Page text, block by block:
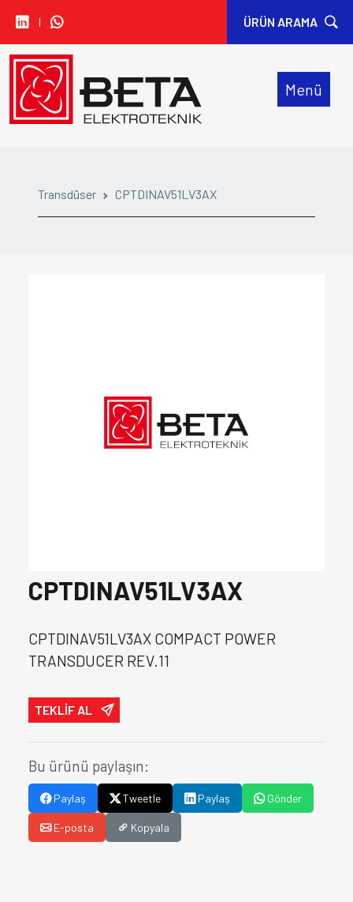
I ÜRÜN ARAMA
Menü
Transdüser CPTDINAV51LV3AX
CPTDINAV51LV3AX
CPTDINAV51LV3AX COMPACT POWER
TRANSDUCER REV.11
TEKLİF AL
Bu ürünü paylaşın:
Paylaş Tweetle Paylaş Gönder
E-posta Kopyala
• CARLO GAVAZZI
• IDEM SAFETY
• ORION FANS